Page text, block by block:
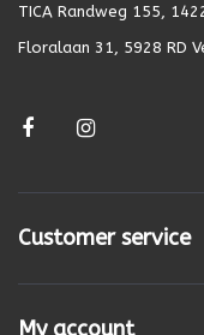
TICA Randweg 155,
Floralaan 31, 5928 RD
Customer service
My account